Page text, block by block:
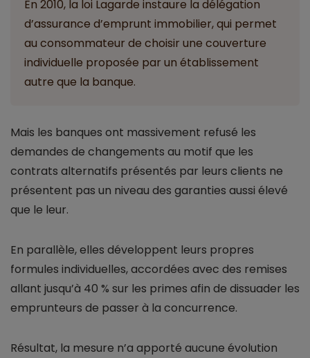
En 2010, la loi Lagarde instaure la délégation
d’assurance d’emprunt immobilier, qui permet
au consommateur de choisir une couverture
individuelle proposée par un établissement
autre que la banque.
Mais les banques ont massivement refusé les
demandes de changements au motif que les
contrats alternatifs présentés par leurs clients ne
présentent pas un niveau des garanties aussi élevé
que le leur.
En parallèle, elles développent leurs propres
formules individuelles, accordées avec des remises
allant jusqu’à 40 % sur les primes afin de dissuader les
emprunteurs de passer à la concurrence.
Résultat, la mesure n’a apporté aucune évolution